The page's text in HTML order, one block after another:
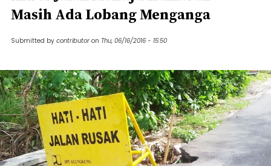
Masih Ada Lobang Menganga
Submitted by contributor on Thu, 06/16/2016 - 15:50